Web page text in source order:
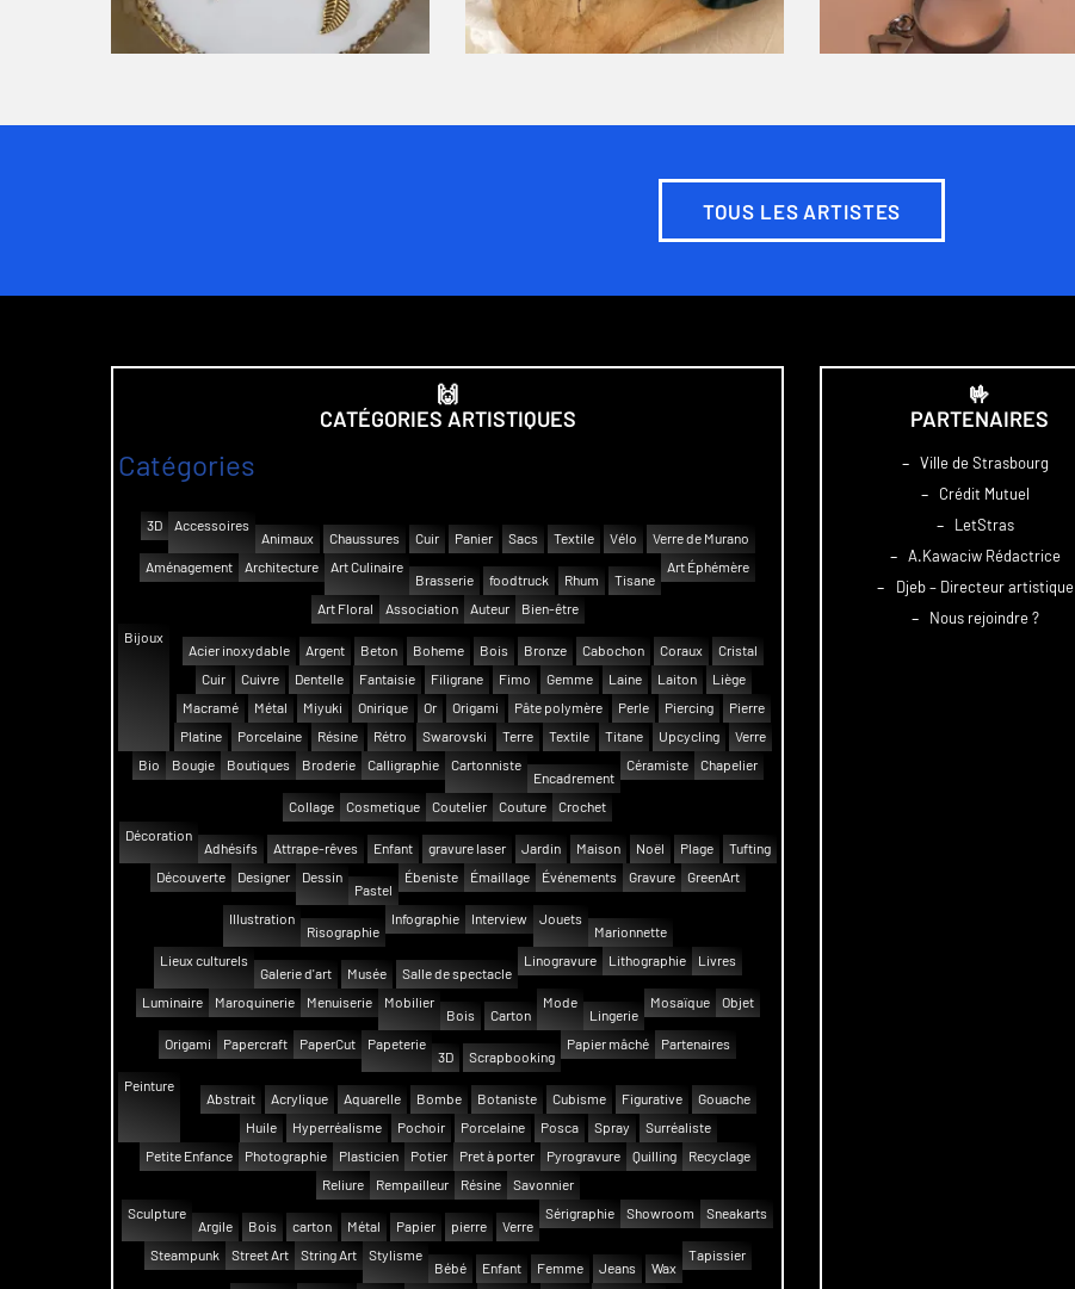
TOUS LES ARTISTES
🙌
CATÉGORIES ARTISTIQUES
Catégories
3D
Accessoires
Animaux
Chaussures Cuir Panier Sacs Textile Vélo
Verre de Murano
Aménagement
Architecture
Art Culinaire
Brasserie
foodtruck Rhum Tisane
Art Éphémère
Art Floral Association Auteur
Bien-être
Bijoux
Acier inoxydable
Argent Beton Boheme Bois Bronze Cabochon Coraux
Cristal
Cuir
Cuivre Dentelle Fantaisie Filigrane Fimo Gemme Laine Laiton
Liège
Macramé
Métal Miyuki Onirique Or Origami Pâte polymère Perle Piercing
Pierre
Platine
Porcelaine Résine Rétro Swarovski Terre Textile Titane Upcycling
Verre
Bio
Bougie Boutiques Broderie Calligraphie
Cartonniste
Encadrement
Céramiste Chapelier
Collage Cosmetique Coutelier Couture
Crochet
Décoration
Adhésifs
Attrape-rêves Enfant gravure laser Jardin Maison Noël Plage
Tufting
Découverte
Designer
Dessin
Pastel
Ébeniste Émaillage Événements Gravure GreenArt
Illustration
Risographie
Infographie Interview
Jouets
Marionnette
Lieux culturels
Galerie d'art
Musée Salle de spectacle
Linogravure Lithographie Livres
Luminaire Maroquinerie Menuiserie
Mobilier
Bois
Carton
Mode
Lingerie
Mosaïque Objet
Origami Papercraft PaperCut
Papeterie
3D
Scrapbooking
Papier mâché Partenaires
Peinture
Abstrait
Acrylique Aquarelle Bombe Botaniste Cubisme Figurative
Gouache
Huile
Hyperréalisme Pochoir Porcelaine Posca Spray
Surréaliste
Petite Enfance
Photographie Plasticien Potier Pret à porter Pyrogravure Quilling
Recyclage
Reliure
Rempailleur Résine
Savonnier
Sculpture
Argile
Bois carton Métal Papier pierre Verre
Sérigraphie Showroom Sneakarts
Steampunk Street Art String Art
Stylisme
Bébé
Enfant Femme Jeans Wax
Tapissier
🤟
PARTENAIRES
– Ville de Strasbourg
– Crédit Mutuel
– LetStras
– A.Kawaciw Rédactrice
– Djeb – Directeur artistique
– Nous rejoindre ?